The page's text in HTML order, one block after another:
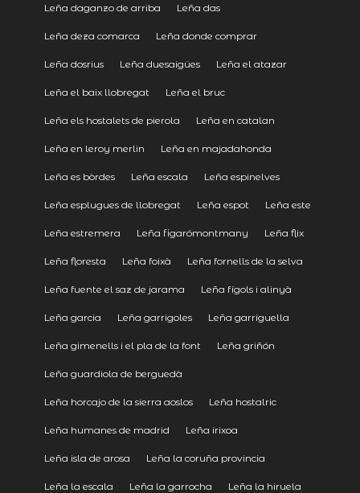
Leña daganzo de arriba Leña das
Leña deza comarca Leña donde comprar
Leña dosrius Leña duesaigües Leña el atazar
Leña el baix llobregat Leña el bruc
Leña els hostalets de pierola Leña en catalan
Leña en leroy merlin Leña en majadahonda
Leña es bòrdes Leña escala Leña espinelves
Leña esplugues de llobregat Leña espot Leña este
Leña estremera Leña figarómontmany Leña flix
Leña floresta Leña foixà Leña fornells de la selva
Leña fuente el saz de jarama Leña fígols i alinyà
Leña garcia Leña garrigoles Leña garriguella
Leña gimenells i el pla de la font Leña griñón
Leña guardiola de berguedà
Leña horcajo de la sierra aoslos Leña hostalric
Leña humanes de madrid Leña irixoa
Leña isla de arosa Leña la coruña provincia
Leña la escala Leña la garrocha Leña la hiruela